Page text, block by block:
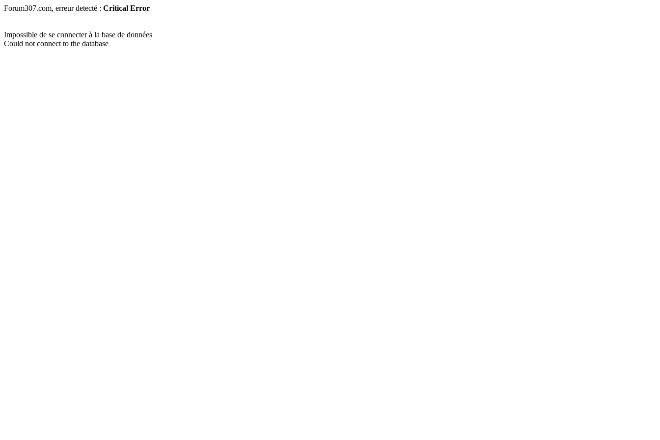
Forum307.com, erreur detecté : Critical Error
Impossible de se connecter à la base de données
Could not connect to the database